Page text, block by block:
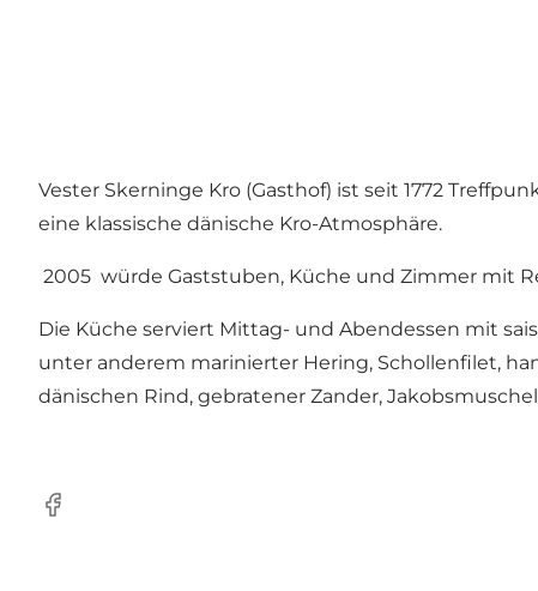
Vester Skerninge Kro (Gasthof) ist seit 1772
eine klassische dänische Kro-Atmosphäre.
2005 würde Gaststuben, Küche und Zimmer mit
Die Küche serviert Mittag- und Abendessen mit
unter anderem marinierter Hering, Schollenfilet,
dänischen Rind, gebratener Zander,
Facebook